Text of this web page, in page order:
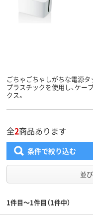
ごちゃごちゃしがちな電源タ
プラスチックを使用し、ケー
クス。
全2商品あります
条件で絞り込む
並
1件目～1件目（1件中）